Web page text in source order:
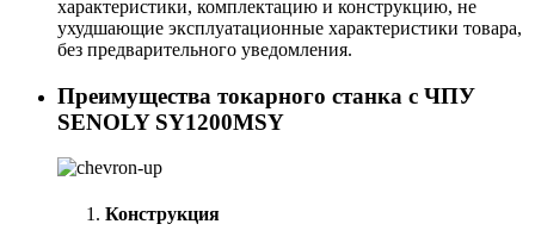
характеристики, комплектацию и конструкцию, не
ухудшающие эксплуатационные характеристики товара,
без предварительного уведомления.
Преимущества токарного станка c ЧПУ
SENOLY SY1200MSY
Конструкция